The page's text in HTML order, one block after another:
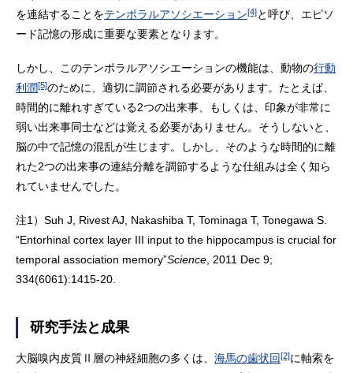
を連結することをテンポラルアソシエーション[4]と呼び、エピソ
ード記憶の形成に重要な要素となります。
しかし、このテンポラルアソシエーションの機能は、動物の行動
利潤[5]のために、適切に調節される必要があります。たとえば、
時間的に離れすぎている2つの出来事、もしくは、印象が非常に
弱い出来事同士などは覚える必要がありません。そうしないと、
脳の中で記憶の混乱が生じます。しかし、そのような時間的に離
れた2つの出来事の連結分離を調節するような仕組みは全く知ら
れていませんでした。
注1） Suh J, Rivest AJ, Nakashiba T, Tominaga T, Tonegawa S.
“Entorhinal cortex layer III input to the hippocampus is crucial for
temporal association memory”Science , 2011 Dec 9;
334(6061):1415-20.
研究手法と成果
大脳嗅内皮質Ⅱ層の神経細胞の多くは、 海馬の歯状回[2]に軸索を